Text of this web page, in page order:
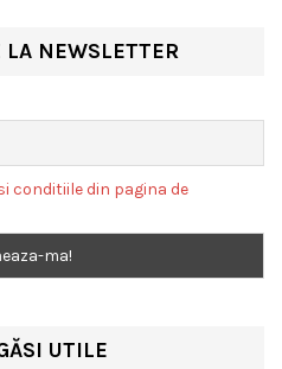
NEWSLETTER
conditiile din pagina de
UTILE